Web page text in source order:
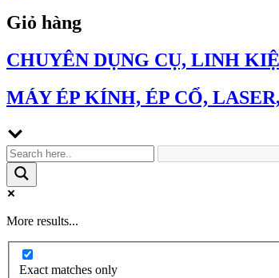
Giỏ hàng
CHUYÊN DỤNG CỤ, LINH
MÁY ÉP KÍNH, ÉP CỔ,
More results...
Exact matches only